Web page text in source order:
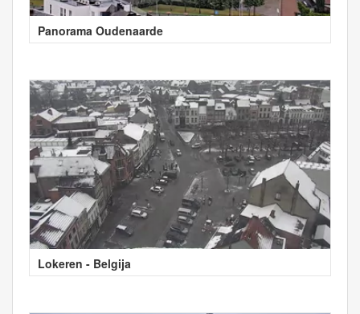
Panorama Oudenaarde
Lokeren - Belgija